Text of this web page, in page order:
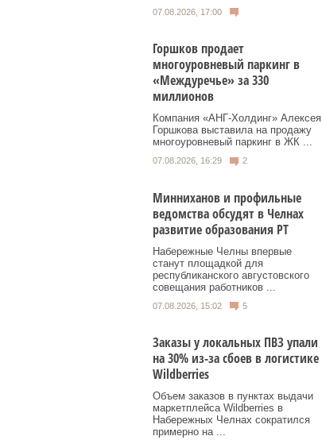
07.08.2026, 17:00
Горшков продает
многоуровневый паркинг в
«Междуречье» за 330
миллионов
Компания «АНГ-Холдинг» Алексея
Горшкова выставила на продажу
многоуровневый паркинг в ЖК ...
07.08.2026, 16:29 2
Минниханов и профильные
ведомства обсудят в Челнах
развитие образования РТ
Набережные Челны впервые
станут площадкой для
республиканского августовского
совещания работников ...
07.08.2026, 15:02 5
Заказы у локальных ПВЗ упали
на 30% из-за сбоев в логистике
Wildberries
Объем заказов в пунктах выдачи
маркетплейса Wildberries в
Набережных Челнах сократился
примерно на ...